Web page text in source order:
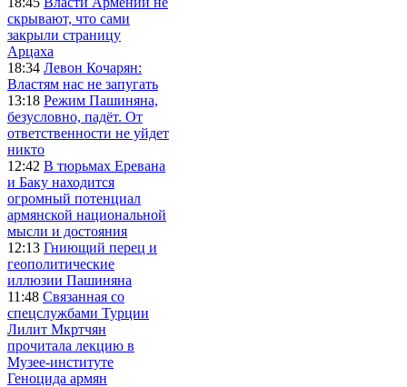
скрывают, что сами
закрыли страницу
Арцаха
18:34 Левон Кочарян:
Властям нас не запугать
13:18 Режим Пашиняна,
безусловно, падёт. От
ответственности не уйдет
никто
12:42 В тюрьмах Еревана
и Баку находится
огромный потенциал
армянской национальной
мысли и достояния
12:13 Гниющий перец и
геополитические
иллюзии Пашиняна
11:48 Связанная со
спецслужбами Турции
Лилит Мкртчян
прочитала лекцию в
Музее-институте
Геноцида армян